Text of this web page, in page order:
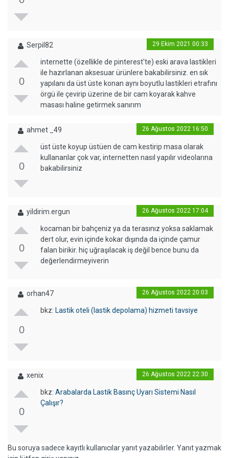
Serpil82 29 Ekim 2021 00:33
0
internette (özellikle de pinterest'te) eski arava lastikleri
ile hazırlanan aksesuar ürünlere bakabilirsiniz. en sık
yapılanı da üst üste konan aynı boyutlu lastikleri etrafını
örgü ile çevirip üzerine de bir cam koyarak kahve
masası haline getirmek sanırım
ahmet _49 26 Ağustos 2022 16:50
0
üst üste koyup üstüen de cam kestirip masa olarak
kullananlar çok var, internetten nasıl yapılır videolarına
bakabilirsiniz
yildirim.ergun 26 Ağustos 2022 17:04
0
kocaman bir bahçeniz ya da terasınız yoksa saklamak
dert olur, evin içinde kokar dışında da içinde çamur
falan birikir. hiç uğraşılacak iş değil bence bunu da
değerlendirmeyiverin
orhan47 26 Ağustos 2022 20:03
0
bkz: Lastik oteli (lastik depolama) hizmeti tavsiye
xenix 26 Ağustos 2022 22:30
0
bkz: Arabalarda Lastik Basınç Uyarı Sistemi Nasıl
Çalışır?
Bu soruya sadece kayıtlı kullanıcılar yanıt yazabilirler. Yanıt yazmak